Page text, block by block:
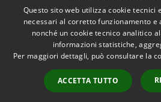
Accessibilità
Privacy
Mappa del sito
Questo sito web utilizza cookie tecnici
necessari al corretto funzionamento e
nonché un cookie tecnico analitico
informazioni statistiche,
Per maggiori dettagli, può consultare la
ACCETTA TUTTO